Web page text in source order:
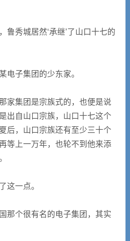
秀城居然‘承继’了山口十七的
子集团的少东家。
家集团是宗族式的，也便是说
出自山口宗族，山口十七这个
后，山口宗族还有至少三十个
等上一万年，也轮不到他来添
这一点。
那个很有名的电子集团，其实